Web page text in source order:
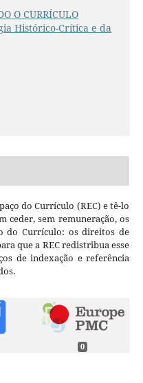
O CURRÍCULO
Histórico-Crítica e da
do Currículo (REC) e tê-lo
ceder, sem remuneração, os
do Currículo: os direitos de
que a REC redistribua esse
de indexação e referência
0